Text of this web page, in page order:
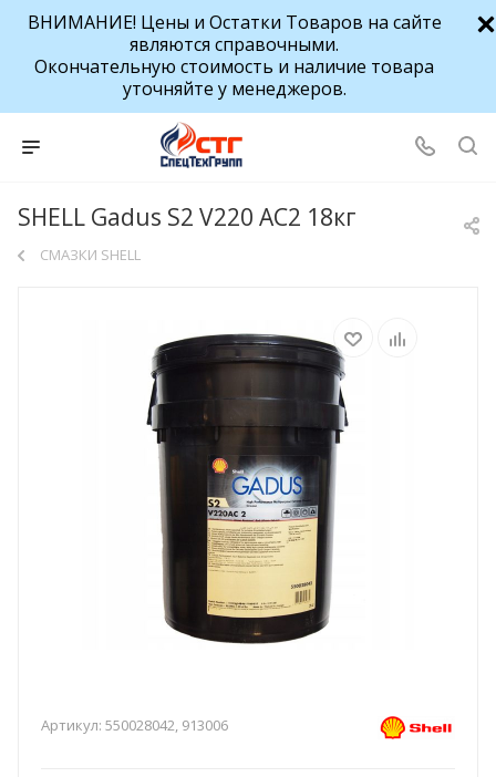
ВНИМАНИЕ! Цены и Остатки Товаров на сайте
являются справочными.
Окончательную стоимость и наличие товара
уточняйте у менеджеров.
SHELL Gadus S2 V220 AC2 18кг
СМАЗКИ SHELL
Артикул: 550028042, 913006